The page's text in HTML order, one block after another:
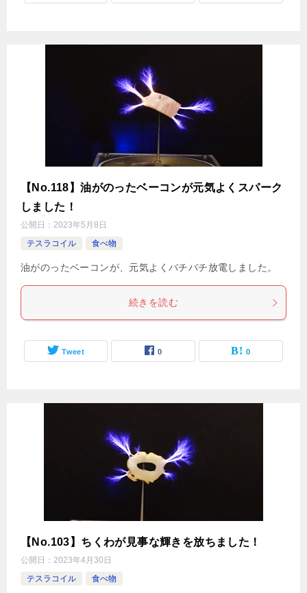
【No.118】油がのったベーコンが元気よくスパーク
しました！
公開日： 2023年5月8日
テスラコイル
食べ物
油がのったベーコンが、元気よくバチバチ放電しました。
続きを読む
Tweet 0 0
【No.103】ちくわが見事な輝きを放ちました！
公開日： 2023年4月30日
テスラコイル
食べ物